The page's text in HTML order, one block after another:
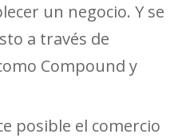
un negocio. Y se
a través de
Compound y
posible el comercio